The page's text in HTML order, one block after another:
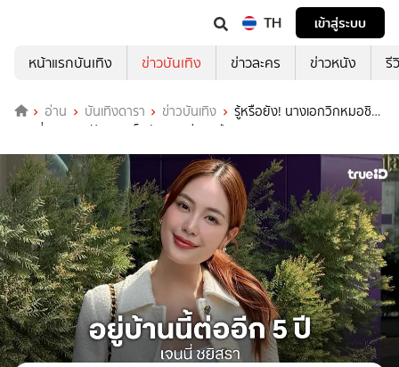
TH
เข้าสู่ระบบ
หน้าแรกบันเทิง
ข่าวบันเทิง ข่าวละคร ข่าวหนัง รี
อ่าน บันเทิงดารา ข่าวบันเทิง
รู้หรือยัง! นางเอกวิกหมอชิต
"เจนนี่ ชยิสรา" ปักหมุดเซ็นสัญญาต่อ 5 ปี